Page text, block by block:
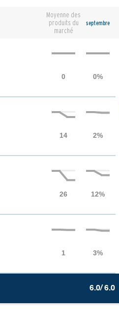
Moyenne des
produits du
marché
septembre
6.0/ 6.0